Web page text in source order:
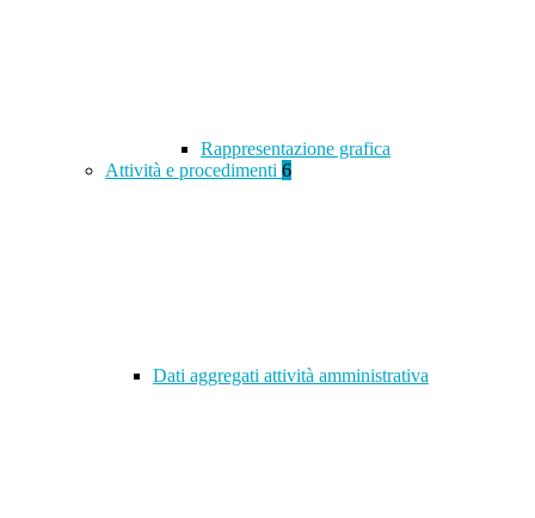
Rappresentazione grafica
Attività e procedimenti 6
Dati aggregati attività amministrativa